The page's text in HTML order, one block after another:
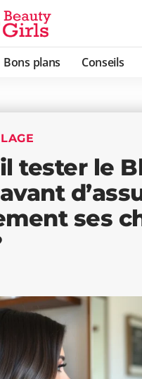
Bons plans Conseils
tester le
ses